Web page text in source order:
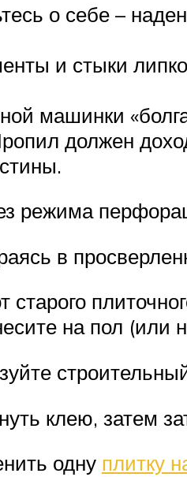
о себе –
и стыки
машинки
должен
режима
в
старого
на пол (или
клею, затем
одну плитку